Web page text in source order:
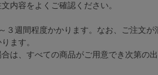
内容をよくご確認ください。
３週間程度かかります。なお、ご注文が
ます。
は、すべての商品がご用意でき次第の